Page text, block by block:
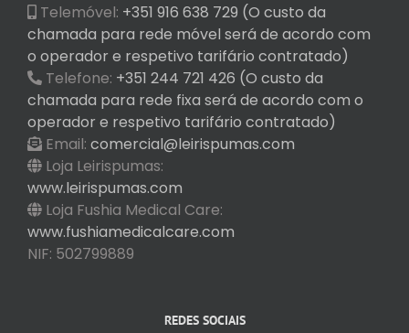
Telemóvel: +351 916 638 729 (O custo da
chamada para rede móvel será de acordo com
o operador e respetivo tarifário contratado)
Telefone: +351 244 721 426 (O custo da
chamada para rede fixa será de acordo com o
operador e respetivo tarifário contratado)
Email: comercial@leirispumas.com
Loja Leirispumas:
www.leirispumas.com
Loja Fushia Medical Care:
www.fushiamedicalcare.com
NIF: 502799889
REDES SOCIAIS